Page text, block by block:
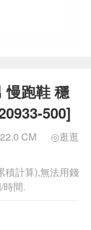
跑鞋 穩
500]
CM
◎逛逛
積計算),無法用錢
時間.